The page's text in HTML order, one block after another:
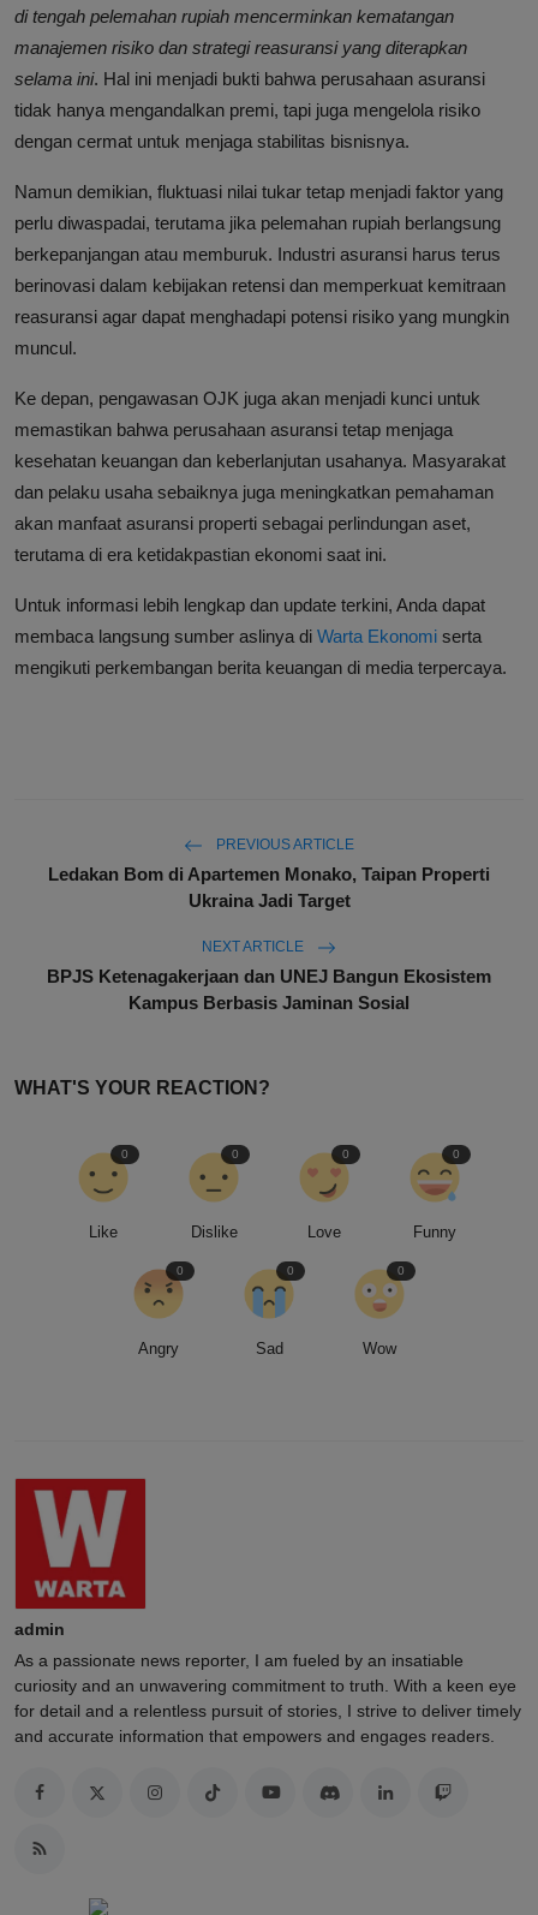
di tengah pelemahan rupiah mencerminkan kematangan
manajemen risiko dan strategi reasuransi yang diterapkan
selama ini. Hal ini menjadi bukti bahwa perusahaan asuransi
tidak hanya mengandalkan premi, tapi juga mengelola risiko
dengan cermat untuk menjaga stabilitas bisnisnya.
Namun demikian, fluktuasi nilai tukar tetap menjadi faktor yang
perlu diwaspadai, terutama jika pelemahan rupiah berlangsung
berkepanjangan atau memburuk. Industri asuransi harus terus
berinovasi dalam kebijakan retensi dan memperkuat kemitraan
reasuransi agar dapat menghadapi potensi risiko yang mungkin
muncul.
Ke depan, pengawasan OJK juga akan menjadi kunci untuk
memastikan bahwa perusahaan asuransi tetap menjaga
kesehatan keuangan dan keberlanjutan usahanya. Masyarakat
dan pelaku usaha sebaiknya juga meningkatkan pemahaman
akan manfaat asuransi properti sebagai perlindungan aset,
terutama di era ketidakpastian ekonomi saat ini.
Untuk informasi lebih lengkap dan update terkini, Anda dapat
membaca langsung sumber aslinya di Warta Ekonomi serta
mengikuti perkembangan berita keuangan di media terpercaya.
PREVIOUS ARTICLE
Ledakan Bom di Apartemen Monako, Taipan Properti
Ukraina Jadi Target
NEXT ARTICLE
BPJS Ketenagakerjaan dan UNEJ Bangun Ekosistem
Kampus Berbasis Jaminan Sosial
WHAT'S YOUR REACTION?
Like
0
Dislike
0
Love
0
Funny
0
Angry
0
Sad
0
Wow
0
admin
As a passionate news reporter, I am fueled by an insatiable
curiosity and an unwavering commitment to truth. With a keen eye
for detail and a relentless pursuit of stories, I strive to deliver timely
and accurate information that empowers and engages readers.